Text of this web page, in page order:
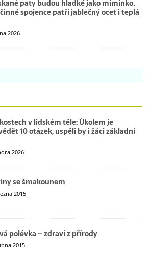
paty budou hladké jako miminko.
spojence patří jablečný ocet i teplá
2026
v lidském těle: Úkolem je
10 otázek, uspěli by i žáci základní
2026
se šmakounem
2015
polévka – zdraví z přírody
2015